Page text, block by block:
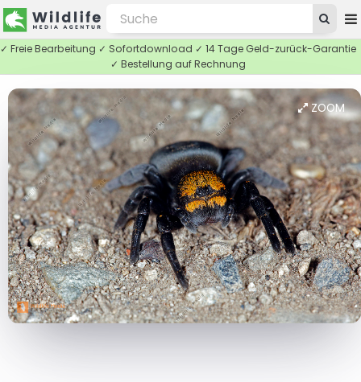
✓ Freie Bearbeitung ✓ Sofortdownload ✓ 14 Tage Geld-zurück-Garantie
✓ Bestellung auf Rechnung
ZOOM